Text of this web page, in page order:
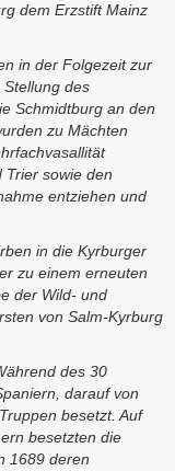
dem Erzstift Mainz
in der Folgezeit zur
des
Schmidtburg an den
zu Mächten
Trier sowie den
entziehen und
in die Kyrburger
zu einem erneuten
der Wild- und
von Salm-Kyrburg
des 30
darauf von
besetzt. Auf
besetzten die
1689 deren